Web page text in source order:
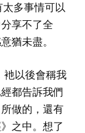
多事情可以
享不了全
猶未盡。
衪以後會稱我
都告訴我們
做的，還有
之中。想了